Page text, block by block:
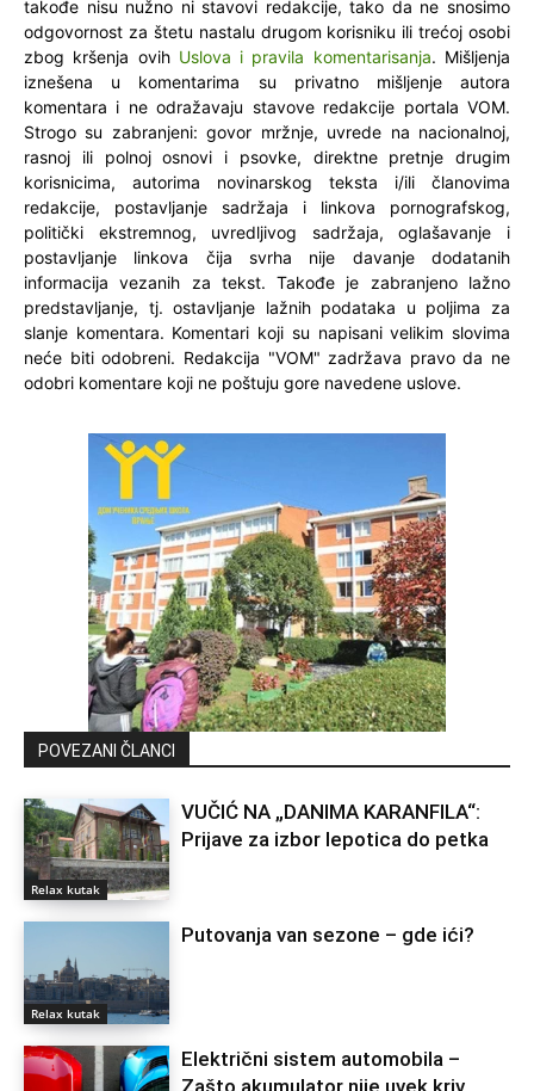
takođe nisu nužno ni stavovi redakcije, tako da ne snosimo
odgovornost za štetu nastalu drugom korisniku ili trećoj osobi
zbog kršenja ovih Uslova i pravila komentarisanja. Mišljenja
iznešena u komentarima su privatno mišljenje autora
komentara i ne odražavaju stavove redakcije portala VOM.
Strogo su zabranjeni: govor mržnje, uvrede na nacionalnoj,
rasnoj ili polnoj osnovi i psovke, direktne pretnje drugim
korisnicima, autorima novinarskog teksta i/ili članovima
redakcije, postavljanje sadržaja i linkova pornografskog,
politički ekstremnog, uvredljivog sadržaja, oglašavanje i
postavljanje linkova čija svrha nije davanje dodatanih
informacija vezanih za tekst. Takođe je zabranjeno lažno
predstavljanje, tj. ostavljanje lažnih podataka u poljima za
slanje komentara. Komentari koji su napisani velikim slovima
neće biti odobreni. Redakcija "VOM" zadržava pravo da ne
odobri komentare koji ne poštuju gore navedene uslove.
POVEZANI ČLANCI
Relax kutak
VUČIĆ NA „DANIMA KARANFILA“:
Prijave za izbor lepotica do petka
Relax kutak
Putovanja van sezone – gde ići?
Električni sistem automobila –